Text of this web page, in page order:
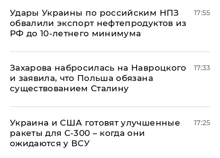
Удары Украины по российским НПЗ
обвалили экспорт нефтепродуктов из
РФ до 10-летнего минимума
17:55
​Захарова набросилась на Навроцкого
и заявила, что Польша обязана
существованием Сталину
17:33
Украина и США готовят улучшенные
ракеты для С-300 – когда они
ожидаются у ВСУ
17:25